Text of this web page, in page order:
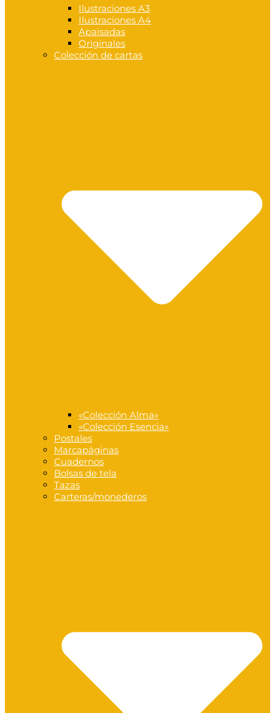
Ilustraciones A3
Ilustraciones A4
Apaisadas
Originales
Colección de cartas
«Colección Alma»
«Colección Esencia»
Postales
Marcapáginas
Cuadernos
Bolsas de tela
Tazas
Carteras/monederos